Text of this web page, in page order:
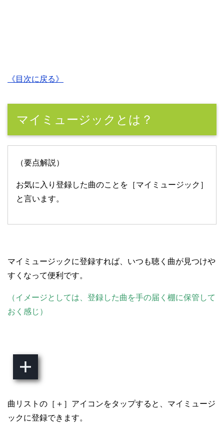
《目次に戻る》
マイミュージックとは？
（要点解説）
お気に入り登録した曲のことを［マイミュージック］
と言います。
マイミュージックに登録すれば、いつも聴く曲が見つけや
すくなって便利です。
（イメージとしては、登録した曲を手の届く棚に保管して
おく感じ）
曲リストの［＋］アイコンをタップすると、マイミュージ
ックに登録できます。